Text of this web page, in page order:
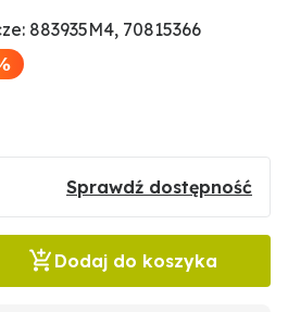
883935M4, 70815366
Sprawdź dostępność
Dodaj do koszyka